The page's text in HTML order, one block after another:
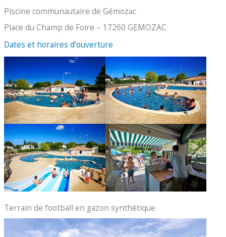
Piscine communautaire de Gémozac
Place du Champ de Foire – 17260 GEMOZAC
Dates et horaires d’ouverture
Terrain de football en gazon synthétique